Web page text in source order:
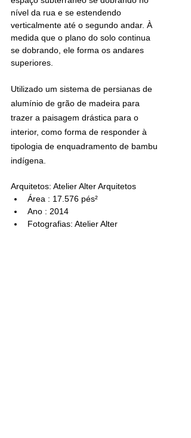
nível da rua e se estendendo
verticalmente até o segundo andar. À
medida que o plano do solo continua
se dobrando, ele forma os andares
superiores.
Utilizado um sistema de persianas de
alumínio de grão de madeira para
trazer a paisagem drástica para o
interior, como forma de responder à
tipologia de enquadramento de bambu
indígena.
Arquitetos: Atelier Alter Arquitetos
Área : 17.576 pés²
Ano : 2014
Fotografias: Atelier Alter